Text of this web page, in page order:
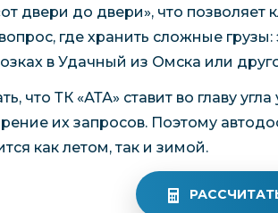
двери до двери», что
где хранить сложные грузы:
в Удачный из Омска или
что ТК «АТА» ставит во главу
их запросов. Поэтому
как летом, так и зимой.